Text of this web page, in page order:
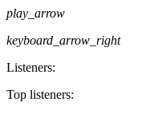
play_arrow
keyboard_arrow_right
Listeners:
Top listeners: